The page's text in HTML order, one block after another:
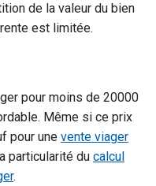
de la valeur du bien
est limitée.
pour moins de 20000
Même si ce prix
pour une vente viager
particularité du calcul
.